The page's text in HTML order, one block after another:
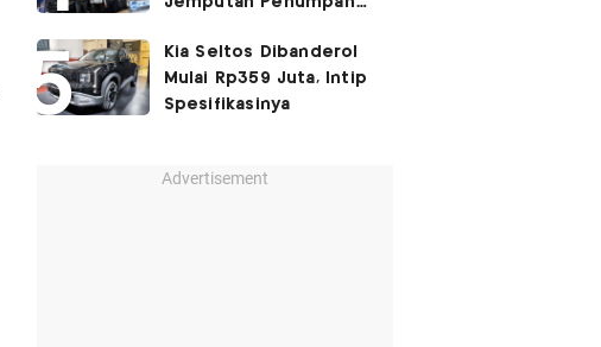
Kia Seltos Dibanderol
Mulai Rp359 Juta, Intip
Spesifikasinya
Advertisement